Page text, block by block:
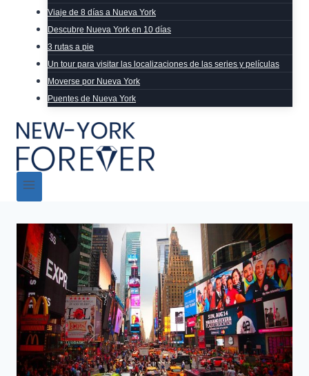
Viaje de 8 días a Nueva York
Descubre Nueva York en 10 días
3 rutas a pie
Un tour para visitar las localizaciones de las series y películas
Moverse por Nueva York
Puentes de Nueva York